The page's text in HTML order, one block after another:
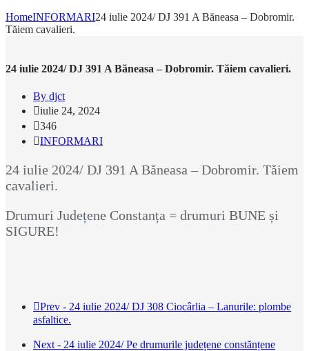
HomeINFORMARI24 iulie 2024/ DJ 391 A Băneasa – Dobromir.
Tăiem cavalieri.
24 iulie 2024/ DJ 391 A Băneasa – Dobromir. Tăiem cavalieri.
By djct
iulie 24, 2024
346
INFORMARI
24 iulie 2024/ DJ 391 A Băneasa – Dobromir. Tăiem
cavalieri.
Drumuri Județene Constanța = drumuri BUNE și
SIGURE!
Prev - 24 iulie 2024/ DJ 308 Ciocârlia – Lanurile: plombe
asfaltice.
Next - 24 iulie 2024/ Pe drumurile județene constănțene